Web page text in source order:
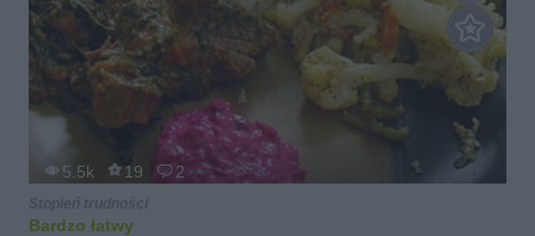
5.5k 19 2
Bardzo łatwy